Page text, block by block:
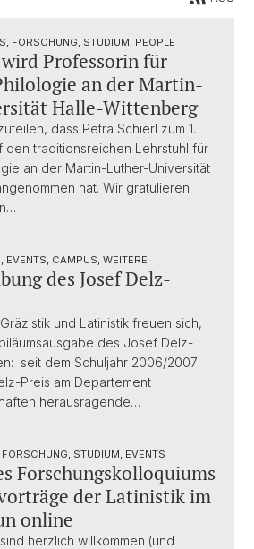
FORSCHUNG, STUDIUM, PEOPLE
Professorin für
an der Martin-
Halle-Wittenberg
dass Petra Schierl zum 1.
den traditionsreichen Lehrstuhl für
an der Martin-Luther-Universität
hat. Wir gratulieren
EVENTS, CAMPUS, WEITERE
des Josef Delz-
und Latinistik freuen sich,
des Josef Delz-
seit dem Schuljahr 2006/2007
Preis am Departement
herausragende…
STUDIUM, EVENTS
Forschungskolloquiums
der Latinistik im
online
herzlich willkommen (und